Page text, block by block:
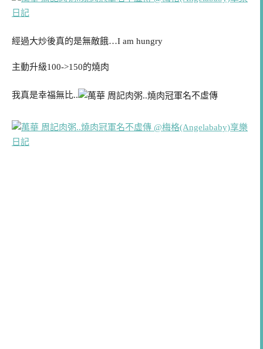
經過大炒後真的是無敵餓…I am hungry
主動升級100->150的燒肉
我真是幸福無比..